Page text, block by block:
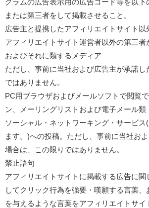
グラムの広告表示用の広告コード等を以下
または第三者をして掲載させること。
広告主と提携したアフィリエイトサイト以
アフィリエイトサイト運営者以外の第三者
およびそれに類するメディア
ただし、事前に当社および広告主が承諾し
ではありません。
PC用ブラウザおよびメールソフトで閲覧
ン、メーリングリストおよび電子メール類
ソーシャル・ネットワーキング・サービ
ます。)への投稿。ただし、事前に当社お
場合は、この限りではありません。
禁止語句
アフィリエイトサイトに掲載する広告に関
してクリック行為を強要・嘆願する言葉
を与えるような言葉をアフィリエイトサ